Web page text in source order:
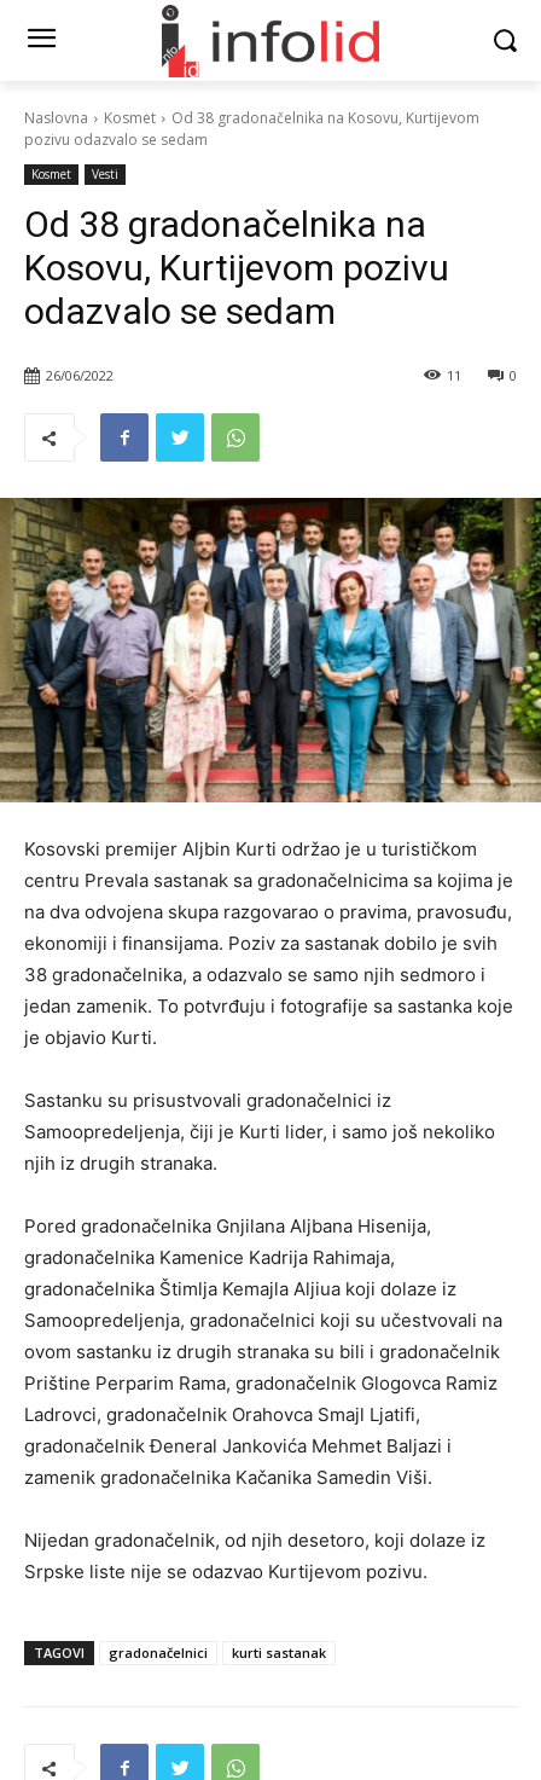
Naslovna Kosmet
Od 38 gradonačelnika na Kosovu, Kurtijevom
pozivu odazvalo se sedam
Kosmet Vesti
Od 38 gradonačelnika na
Kosovu, Kurtijevom pozivu
odazvalo se sedam
26/06/2022 0
11
Kosovski premijer Aljbin Kurti održao je u turističkom
centru Prevala sastanak sa gradonačelnicima sa kojima je
na dva odvojena skupa razgovarao o pravima, pravosuđu,
ekonomiji i finansijama. Poziv za sastanak dobilo je svih
38 gradonačelnika, a odazvalo se samo njih sedmoro i
jedan zamenik. To potvrđuju i fotografije sa sastanka koje
je objavio Kurti.
Sastanku su prisustvovali gradonačelnici iz
Samoopredeljenja, čiji je Kurti lider, i samo još nekoliko
njih iz drugih stranaka.
Pored gradonačelnika Gnjilana Aljbana Hisenija,
gradonačelnika Kamenice Kadrija Rahimaja,
gradonačelnika Štimlja Kemajla Aljiua koji dolaze iz
Samoopredeljenja, gradonačelnici koji su učestvovali na
ovom sastanku iz drugih stranaka su bili i gradonačelnik
Prištine Perparim Rama, gradonačelnik Glogovca Ramiz
Ladrovci, gradonačelnik Orahovca Smajl Ljatifi,
gradonačelnik Đeneral Jankovića Mehmet Baljazi i
zamenik gradonačelnika Kačanika Samedin Viši.
Nijedan gradonačelnik, od njih desetoro, koji dolaze iz
Srpske liste nije se odazvao Kurtijevom pozivu.
TAGOVI gradonačelnici kurti sastanak